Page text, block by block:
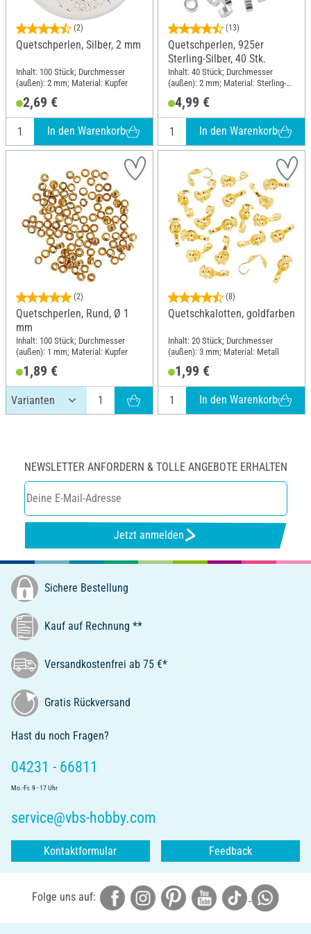
(2)
Quetschperlen, Silber, 2 mm
Inhalt: 100 Stück; Durchmesser
(außen): 2 mm; Material: Kupfer
2,69 €
In den Warenkorb
(13)
Quetschperlen, 925er
Sterling-Silber, 40 Stk.
Inhalt: 40 Stück; Durchmesser
(außen): 2 mm; Material: Sterling-
4,99 €
In den Warenkorb
(2)
Quetschperlen, Rund, Ø 1
mm
Inhalt: 100 Stück; Durchmesser
(außen): 1 mm; Material: Kupfer
1,89 €
(8)
Quetschkalotten, goldfarben
Inhalt: 20 Stück; Durchmesser
(außen): 3 mm; Material: Metall
1,99 €
In den Warenkorb
NEWSLETTER ANFORDERN & TOLLE ANGEBOTE ERHALTEN
Jetzt anmelden
Sichere Bestellung
Kauf auf Rechnung **
Versandkostenfrei ab 75 €*
Gratis Rückversand
Hast du noch Fragen?
04231 - 66811
Mo.-Fr. 9 - 17 Uhr
service@vbs-hobby.com
Kontaktformular Feedback
Folge uns auf: